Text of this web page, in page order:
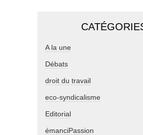
A la une
Débats
droit du travail
eco-syndicalisme
Editorial
émanciPassion